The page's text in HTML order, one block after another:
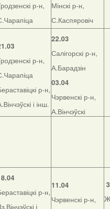
р-н,
Мінскі р-н,
С.Каспяровіч
р-н,
р-н,
і інш.
22.03
Салігорскі р-н,
А.Барадзін
03.04
Чэрвенскі р-н,
А.Вінчэўскі
р-н,
і
11.04
Чэрвенскі р-н,